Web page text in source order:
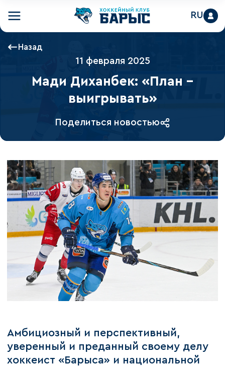
RU
Назад
11 февраля 2025
Мади Диханбек: «План –
выигрывать»
Поделиться новостью
Амбициозный и перспективный,
уверенный и преданный своему делу
хоккеист «Барыса» и национальной